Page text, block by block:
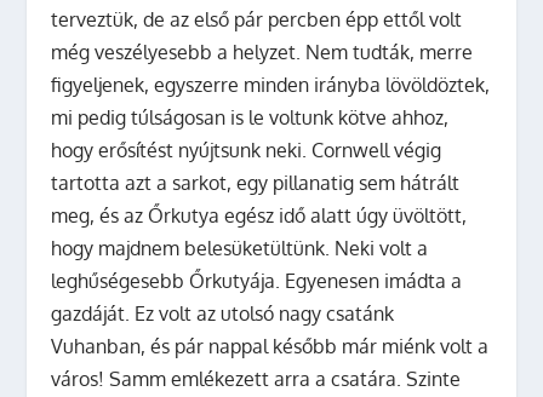
terveztük, de az első pár percben épp ettől volt
még veszélyesebb a helyzet. Nem tudták, merre
figyeljenek, egyszerre minden irányba lövöldöztek,
mi pedig túlságosan is le voltunk kötve ahhoz,
hogy erősítést nyújtsunk neki. Cornwell végig
tartotta azt a sarkot, egy pillanatig sem hátrált
meg, és az Őrkutya egész idő alatt úgy üvöltött,
hogy majdnem belesüketültünk. Neki volt a
leghűségesebb Őrkutyája. Egyenesen imádta a
gazdáját. Ez volt az utolsó nagy csatánk
Vuhanban, és pár nappal később már miénk volt a
város! Samm emlékezett arra a csatára. Szinte